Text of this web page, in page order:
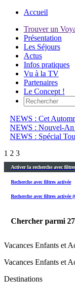
Accueil
Trouver un
Présentation
Les Séjours
Actus
Infos pratiques
Vu à la TV
Partenaires
Le Concept !
NEWS : Cet
NEWS : Nouvel-An
NEWS : Spécial
1 2 3
Activer la recherche avec
Recherche avec filtres activée
Recherche avec filtres
Chercher parmi
Vacances Enfants et
Vacances Enfants et
Destinations